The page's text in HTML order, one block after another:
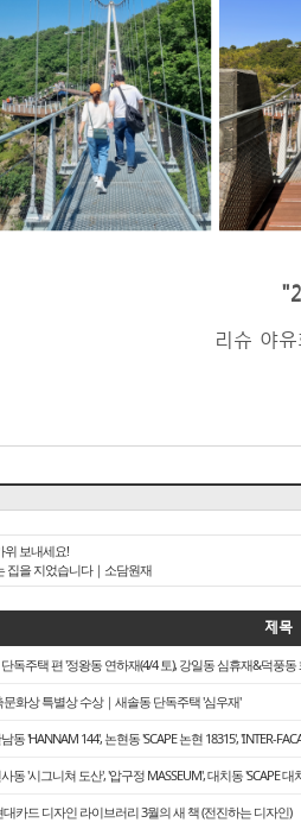
리슈 야
위 보내세요!
집을 지었습니다｜소담원재
제목
독주택 편 '정왕동 연하재(4/4 토), 강일동 심휴재&덕풍동
화상 특별상 수상｜새솔동 단독주택 '심우재'
'HANNAM 144', 논현동 'SCAPE 논현 18315', 'INTER-
동 '시그니쳐 도산', '압구정 MASSEUM', 대치동 'SCAPE 대
카드 디자인 라이브러리 3월의 새 책 (전진하는 디자인)